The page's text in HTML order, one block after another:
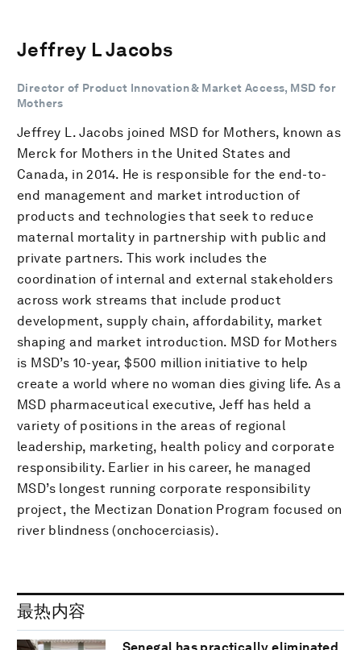
Jeffrey L Jacobs
Director of Product Innovation & Market Access, MSD for
Mothers
Jeffrey L. Jacobs joined MSD for Mothers, known as
Merck for Mothers in the United States and
Canada, in 2014. He is responsible for the end-to-
end management and market introduction of
products and technologies that seek to reduce
maternal mortality in partnership with public and
private partners. This work includes the
coordination of internal and external stakeholders
across work streams that include product
development, supply chain, affordability, market
shaping and market introduction. MSD for Mothers
is MSD’s 10-year, $500 million initiative to help
create a world where no woman dies giving life. As a
MSD pharmaceutical executive, Jeff has held a
variety of positions in the areas of regional
leadership, marketing, health policy and corporate
responsibility. Earlier in his career, he managed
MSD’s longest running corporate responsibility
project, the Mectizan Donation Program focused on
river blindness (onchocerciasis).
最热内容